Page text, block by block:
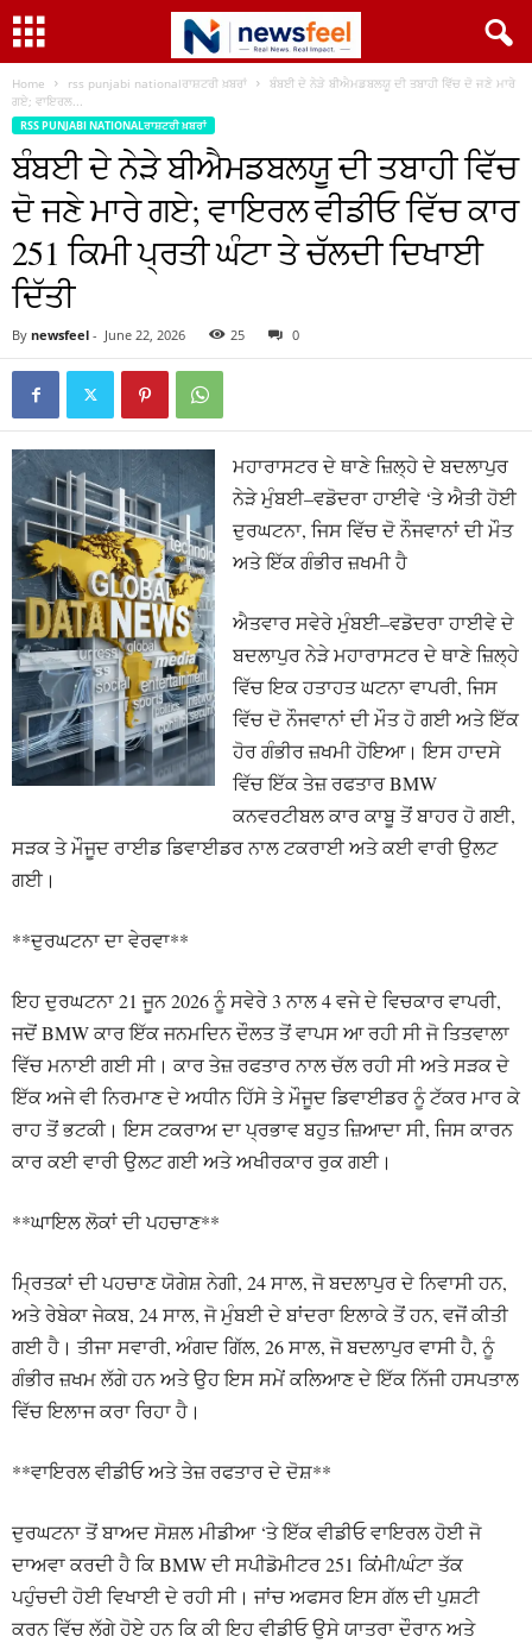
Home rss punjabi nationalਰਾਸ਼ਟਰੀ ਖ਼ਬਰਾਂ
ਬੰਬਈ ਦੇ ਨੇੜੇ ਬੀਐਮਡਬਲਯੂ ਦੀ ਤਬਾਹੀ ਵਿੱਚ ਦੋ ਜਣੇ ਮਾਰੇ
ਗਏ; ਵਾਇਰਲ...
RSS PUNJABI NATIONALਰਾਸ਼ਟਰੀ ਖ਼ਬਰਾਂ
ਬੰਬਈ ਦੇ ਨੇੜੇ ਬੀਐਮਡਬਲਯੂ ਦੀ ਤਬਾਹੀ ਵਿੱਚ
ਦੋ ਜਣੇ ਮਾਰੇ ਗਏ; ਵਾਇਰਲ ਵੀਡੀਓ ਵਿੱਚ ਕਾਰ
251 ਕਿਮੀ ਪ੍ਰਤੀ ਘੰਟਾ ਤੇ ਚੱਲਦੀ ਦਿਖਾਈ
ਦਿੱਤੀ
By newsfeel - June 22, 2026 25 0
ਮਹਾਰਾਸਟਰ ਦੇ ਥਾਣੇ ਜ਼ਿਲ੍ਹੇ ਦੇ ਬਦਲਾਪੁਰ
ਨੇੜੇ ਮੁੰਬਈ–ਵਡੋਦਰਾ ਹਾਈਵੇ ‘ਤੇ ਐਤੀ ਹੋਈ
ਦੁਰਘਟਨਾ, ਜਿਸ ਵਿੱਚ ਦੋ ਨੌਜਵਾਨਾਂ ਦੀ ਮੌਤ
ਅਤੇ ਇੱਕ ਗੰਭੀਰ ਜ਼ਖਮੀ ਹੈ
ਐਤਵਾਰ ਸਵੇਰੇ ਮੁੰਬਈ–ਵਡੋਦਰਾ ਹਾਈਵੇ ਦੇ
ਬਦਲਾਪੁਰ ਨੇੜੇ ਮਹਾਰਾਸਟਰ ਦੇ ਥਾਣੇ ਜ਼ਿਲ੍ਹੇ
ਵਿੱਚ ਇਕ ਹਤਾਹਤ ਘਟਨਾ ਵਾਪਰੀ, ਜਿਸ
ਵਿੱਚ ਦੋ ਨੌਜਵਾਨਾਂ ਦੀ ਮੌਤ ਹੋ ਗਈ ਅਤੇ ਇੱਕ
ਹੋਰ ਗੰਭੀਰ ਜ਼ਖਮੀ ਹੋਇਆ। ਇਸ ਹਾਦਸੇ
ਵਿੱਚ ਇੱਕ ਤੇਜ਼ ਰਫਤਾਰ BMW
ਕਨਵਰਟੀਬਲ ਕਾਰ ਕਾਬੂ ਤੋਂ ਬਾਹਰ ਹੋ ਗਈ,
ਸੜਕ ਤੇ ਮੌਜੂਦ ਰਾਈਡ ਡਿਵਾਈਡਰ ਨਾਲ ਟਕਰਾਈ ਅਤੇ ਕਈ ਵਾਰੀ ਉਲਟ
ਗਈ।
**ਦੁਰਘਟਨਾ ਦਾ ਵੇਰਵਾ**
ਇਹ ਦੁਰਘਟਨਾ 21 ਜੂਨ 2026 ਨੂੰ ਸਵੇਰੇ 3 ਨਾਲ 4 ਵਜੇ ਦੇ ਵਿਚਕਾਰ ਵਾਪਰੀ,
ਜਦੋਂ BMW ਕਾਰ ਇੱਕ ਜਨਮਦਿਨ ਦੌਲਤ ਤੋਂ ਵਾਪਸ ਆ ਰਹੀ ਸੀ ਜੋ ਤਿਤਵਾਲਾ
ਵਿੱਚ ਮਨਾਈ ਗਈ ਸੀ। ਕਾਰ ਤੇਜ਼ ਰਫਤਾਰ ਨਾਲ ਚੱਲ ਰਹੀ ਸੀ ਅਤੇ ਸੜਕ ਦੇ
ਇੱਕ ਅਜੇ ਵੀ ਨਿਰਮਾਣ ਦੇ ਅਧੀਨ ਹਿੱਸੇ ਤੇ ਮੌਜੂਦ ਡਿਵਾਈਡਰ ਨੂੰ ਟੱਕਰ ਮਾਰ ਕੇ
ਰਾਹ ਤੋਂ ਭਟਕੀ। ਇਸ ਟਕਰਾਅ ਦਾ ਪ੍ਰਭਾਵ ਬਹੁਤ ਜ਼ਿਆਦਾ ਸੀ, ਜਿਸ ਕਾਰਨ
ਕਾਰ ਕਈ ਵਾਰੀ ਉਲਟ ਗਈ ਅਤੇ ਅਖੀਰਕਾਰ ਰੁਕ ਗਈ।
**ਘਾਇਲ ਲੋਕਾਂ ਦੀ ਪਹਚਾਣ**
ਮ੍ਰਿਤਕਾਂ ਦੀ ਪਹਚਾਣ ਯੋਗੇਸ਼ ਨੇਗੀ, 24 ਸਾਲ, ਜੋ ਬਦਲਾਪੁਰ ਦੇ ਨਿਵਾਸੀ ਹਨ,
ਅਤੇ ਰੇਬੇਕਾ ਜੇਕਬ, 24 ਸਾਲ, ਜੋ ਮੁੰਬਈ ਦੇ ਬਾਂਦਰਾ ਇਲਾਕੇ ਤੋਂ ਹਨ, ਵਜੋਂ ਕੀਤੀ
ਗਈ ਹੈ। ਤੀਜਾ ਸਵਾਰੀ, ਅੰਗਦ ਗਿੱਲ, 26 ਸਾਲ, ਜੋ ਬਦਲਾਪੁਰ ਵਾਸੀ ਹੈ, ਨੂੰ
ਗੰਭੀਰ ਜ਼ਖਮ ਲੱਗੇ ਹਨ ਅਤੇ ਉਹ ਇਸ ਸਮੇਂ ਕਲਿਆਣ ਦੇ ਇੱਕ ਨਿੱਜੀ ਹਸਪਤਾਲ
ਵਿੱਚ ਇਲਾਜ ਕਰਾ ਰਿਹਾ ਹੈ।
**ਵਾਇਰਲ ਵੀਡੀਓ ਅਤੇ ਤੇਜ਼ ਰਫਤਾਰ ਦੇ ਦੋਸ਼**
ਦੁਰਘਟਨਾ ਤੋਂ ਬਾਅਦ ਸੋਸ਼ਲ ਮੀਡੀਆ ‘ਤੇ ਇੱਕ ਵੀਡੀਓ ਵਾਇਰਲ ਹੋਈ ਜੋ
ਦਾਅਵਾ ਕਰਦੀ ਹੈ ਕਿ BMW ਦੀ ਸਪੀਡੋਮੀਟਰ 251 ਕਿਂਮੀ/ਘੰਟਾ ਤੱਕ
ਪਹੁੰਚਦੀ ਹੋਈ ਵਿਖਾਈ ਦੇ ਰਹੀ ਸੀ। ਜਾਂਚ ਅਫਸਰ ਇਸ ਗੱਲ ਦੀ ਪੁਸ਼ਟੀ
ਕਰਨ ਵਿੱਚ ਲੱਗੇ ਹੋਏ ਹਨ ਕਿ ਕੀ ਇਹ ਵੀਡੀਓ ਉਸੇ ਯਾਤਰਾ ਦੌਰਾਨ ਅਤੇ